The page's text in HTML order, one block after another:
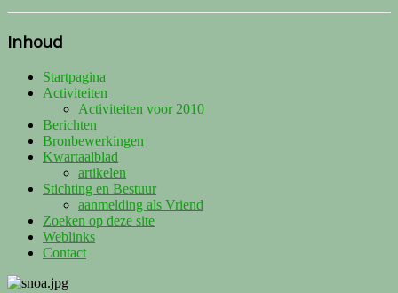
Inhoud
Startpagina
Activiteiten
Activiteiten voor 2010
Berichten
Bronbewerkingen
Kwartaalblad
artikelen
Stichting en Bestuur
aanmelding als Vriend
Zoeken op deze site
Weblinks
Contact